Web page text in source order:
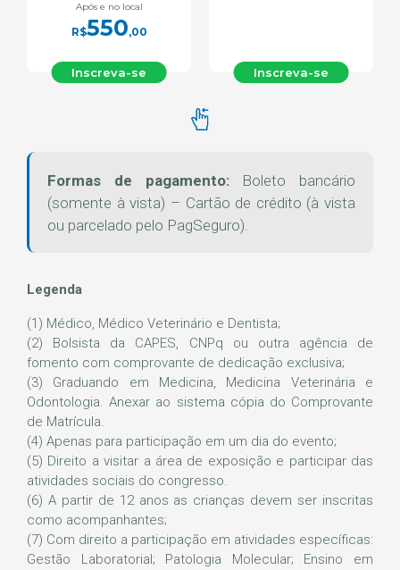
Inscreva-se Inscreva-se
Formas de pagamento: Boleto bancário
(somente à vista) – Cartão de crédito (à vista
ou parcelado pelo PagSeguro).
Legenda
(1) Médico, Médico Veterinário e Dentista;
(2) Bolsista da CAPES, CNPq ou outra agência de
fomento com comprovante de dedicação exclusiva;
(3) Graduando em Medicina, Medicina Veterinária e
Odontologia. Anexar ao sistema cópia do Comprovante
de Matrícula.
(4) Apenas para participação em um dia do evento;
(5) Direito a visitar a área de exposição e participar das
atividades sociais do congresso.
(6) A partir de 12 anos as crianças devem ser inscritas
como acompanhantes;
(7) Com direito a participação em atividades específicas:
Gestão Laboratorial; Patologia Molecular; Ensino em